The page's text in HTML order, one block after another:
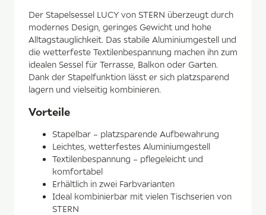
Der Stapelsessel LUCY von STERN überzeugt durch
modernes Design, geringes Gewicht und hohe
Alltagstauglichkeit. Das stabile Aluminiumgestell und
die wetterfeste Textilenbespannung machen ihn zum
idealen Sessel für Terrasse, Balkon oder Garten.
Dank der Stapelfunktion lässt er sich platzsparend
lagern und vielseitig kombinieren.
Vorteile
Stapelbar – platzsparende Aufbewahrung
Leichtes, wetterfestes Aluminiumgestell
Textilenbespannung – pflegeleicht und
komfortabel
Erhältlich in zwei Farbvarianten
Ideal kombinierbar mit vielen Tischserien von
STERN